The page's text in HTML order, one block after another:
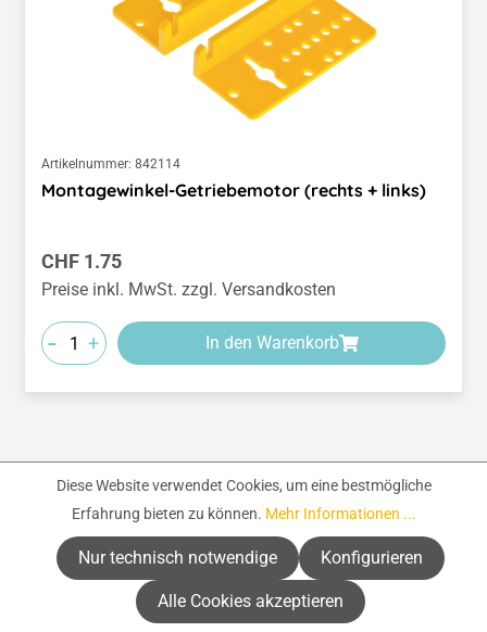
Artikelnummer: 842114
Montagewinkel-Getriebemotor (rechts + links)
Regulärer Preis:
CHF 1.75
Preise inkl. MwSt. zzgl. Versandkosten
- + In den Warenkorb
Seite
1 Seite
2 Seite
3 Seite
4 Seite
5
Diese Website verwendet Cookies, um eine bestmögliche
Erfahrung bieten zu können. Mehr Informationen ...
Nur technisch notwendige Konfigurieren
Alle Cookies akzeptieren